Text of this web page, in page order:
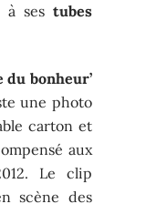
à ses tubes
du bonheur’
une photo
carton et
aux
Le clip
scène des